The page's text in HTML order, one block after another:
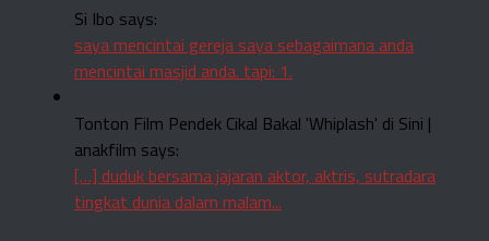
Si Ibo says:
saya mencintai gereja saya sebagaimana anda
mencintai masjid anda. tapi: 1.
Tonton Film Pendek Cikal Bakal 'Whiplash' di Sini |
anakfilm says:
[…] duduk bersama jajaran aktor, aktris, sutradara
tingkat dunia dalam malam...